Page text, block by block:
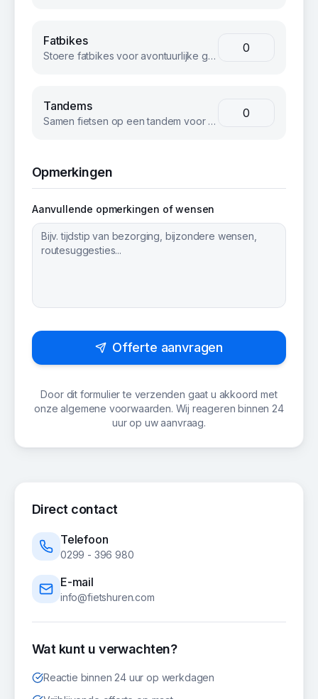
Fatbikes
Stoere fatbikes voor avontuurlijke groepen. Geschikt voor strand, bos en terrein.
Tandems
Samen fietsen op een tandem voor een unieke teambuilding ervaring.
Opmerkingen
Aanvullende opmerkingen of wensen
Offerte aanvragen
Door dit formulier te verzenden gaat u akkoord met
onze algemene voorwaarden. Wij reageren binnen 24
uur op uw aanvraag.
Direct contact
Telefoon
0299 - 396 980
E-mail
info@fietshuren.com
Wat kunt u verwachten?
Reactie binnen 24 uur op werkdagen